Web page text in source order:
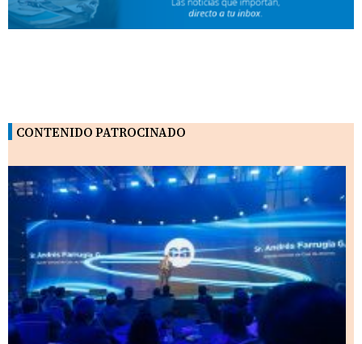
CONTENIDO PATROCINADO